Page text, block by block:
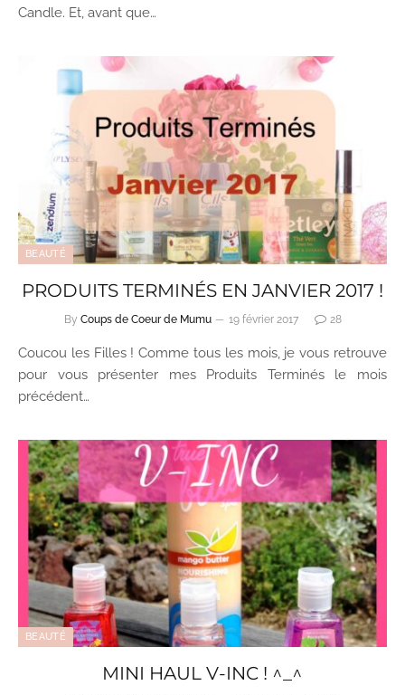
Candle. Et, avant que…
BEAUTÉ
PRODUITS TERMINÉS EN JANVIER 2017 !
By Coups de Coeur de Mumu 19 février 2017 28
Coucou les Filles ! Comme tous les mois, je vous retrouve
pour vous présenter mes Produits Terminés le mois
précédent…
BEAUTÉ
MINI HAUL V-INC ! ^_^